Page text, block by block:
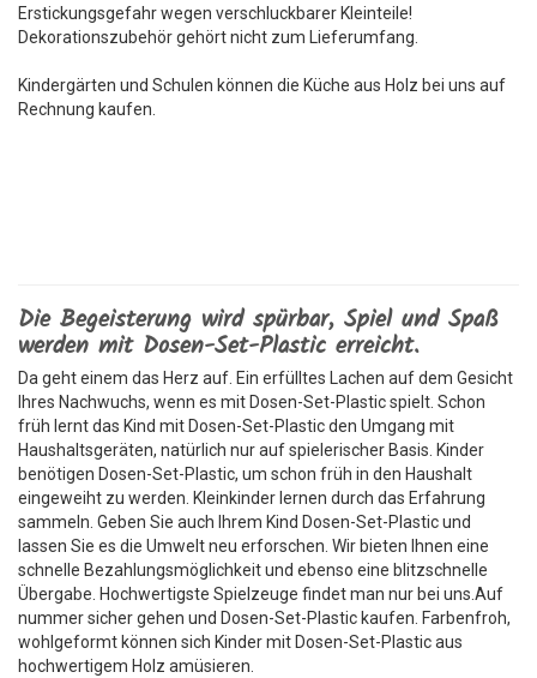
Erstickungsgefahr wegen verschluckbarer Kleinteile!
Dekorationszubehör gehört nicht zum Lieferumfang.
Kindergärten und Schulen können die Küche aus Holz bei uns auf
Rechnung kaufen.
Die Begeisterung wird spürbar, Spiel und Spaß
werden mit Dosen-Set-Plastic erreicht.
Da geht einem das Herz auf. Ein erfülltes Lachen auf dem Gesicht
Ihres Nachwuchs, wenn es mit Dosen-Set-Plastic spielt. Schon
früh lernt das Kind mit Dosen-Set-Plastic den Umgang mit
Haushaltsgeräten, natürlich nur auf spielerischer Basis. Kinder
benötigen Dosen-Set-Plastic, um schon früh in den Haushalt
eingeweiht zu werden. Kleinkinder lernen durch das Erfahrung
sammeln. Geben Sie auch Ihrem Kind Dosen-Set-Plastic und
lassen Sie es die Umwelt neu erforschen. Wir bieten Ihnen eine
schnelle Bezahlungsmöglichkeit und ebenso eine blitzschnelle
Übergabe. Hochwertigste Spielzeuge findet man nur bei uns.Auf
nummer sicher gehen und Dosen-Set-Plastic kaufen. Farbenfroh,
wohlgeformt können sich Kinder mit Dosen-Set-Plastic aus
hochwertigem Holz amüsieren.